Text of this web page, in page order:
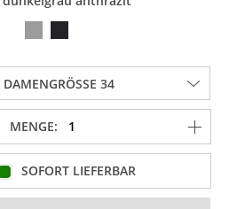
MENGE:
SOFORT LIEFERBAR